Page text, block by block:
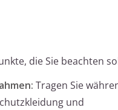
die Sie beachten
Tragen Sie
und